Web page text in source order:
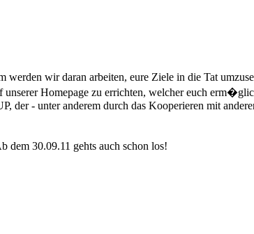
wir daran arbeiten, eure Ziele in die Tat
Homepage zu errichten, welcher euch
der - unter anderem durch das Kooperieren mit
dem 30.09.11 gehts auch schon los!